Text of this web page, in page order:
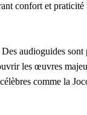
confort et praticité
Des audioguides sont
les œuvres
comme la